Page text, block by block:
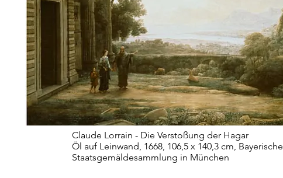
Claude Lorrain - Die Verstoßung der Hagar
Öl auf Leinwand, 1668, 106,5 x 140,3 cm, Bayerische
Staatsgemäldesammlung in München